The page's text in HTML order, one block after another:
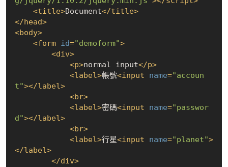
<title>Document</title>
</head>
<body>
<form id="demoform">
<div>
<p>normal input</p>
<label>帳號<input name="accoun
t"></label>
<br>
<label>密碼<input name="passwor
d"></label>
<br>
<label>行星<input name="planet">
</label>
</div>